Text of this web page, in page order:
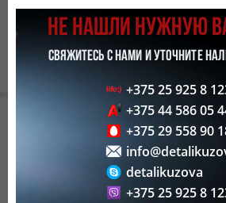
НЕ НАШЛИ НУЖНУЮ
СВЯЖИТЕСЬ С НАМИ И УТОЧНИТЕ
+375 25 925 8
+375 44 586 05
+375 29 558 90
detalikuzova
+375 25 925 8